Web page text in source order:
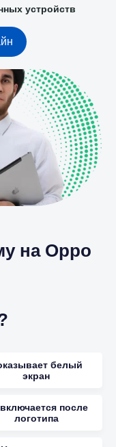
устройств
на Oppo
белый
экран
после
логотипа